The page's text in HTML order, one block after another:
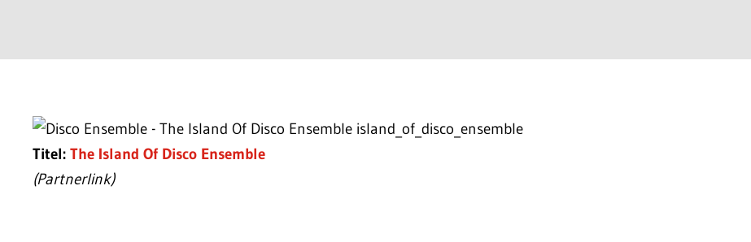
Titel: The Island Of Disco Ensemble
(Partnerlink)